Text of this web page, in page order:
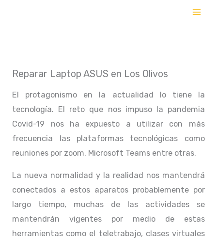
Reparar Laptop ASUS en Los Olivos
El protagonismo en la actualidad lo tiene la
tecnología. El reto que nos impuso la pandemia
Covid-19 nos ha expuesto a utilizar con más
frecuencia las plataformas tecnológicas como
reuniones por zoom, Microsoft Teams entre otras.
La nueva normalidad y la realidad nos mantendrá
conectados a estos aparatos probablemente por
largo tiempo, muchas de las actividades se
mantendrán vigentes por medio de estas
herramientas como el teletrabajo, clases virtuales